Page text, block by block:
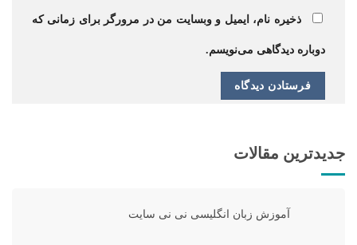
جدیدترین مقالات
آموزش زبان انگلیسی نی نی سایت
ذخیره نام، ایمیل و وبسایت من در مرورگر برای زمانی که
دوباره دیدگاهی می‌نویسم.